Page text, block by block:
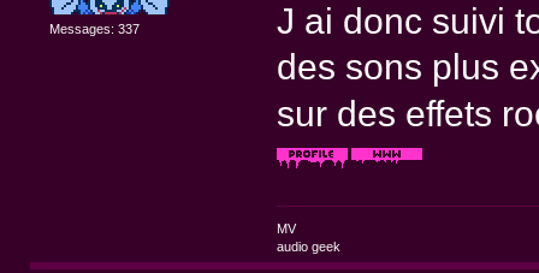
Messages: 337
J ai donc suivi
des sons plus
sur des effets
MV
audio geek